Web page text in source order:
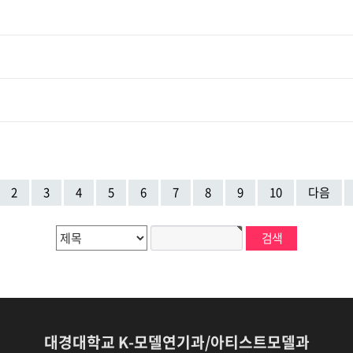
2 3 4 5 6 7 8 9 10 다음
대경대학교 K-모델연기과/아티스트모델과